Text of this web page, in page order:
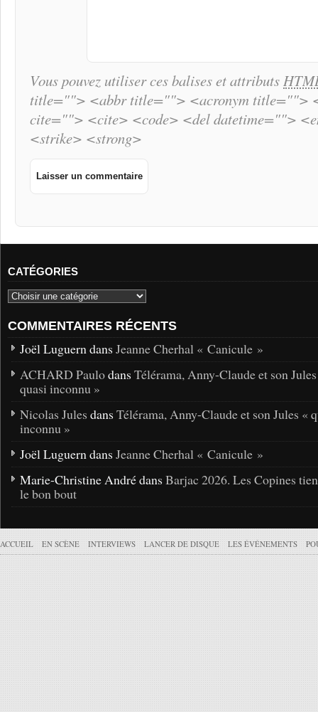
Vous pouvez utiliser ces balises et attributs
title=""> <abbr title=""> <acronym title="">
cite=""> <cite> <code> <del datetime="">
<strike> <strong>
CATÉGORIES
COMMENTAIRES RÉCENTS
Joël Luguern dans Jeanne Cherhal « Canicule »
ACHARD Paulodans Télérama, Anny-Claude et son
quasi inconnu »
Nicolas Jules dans Télérama, Anny-Claude et son Jules «
inconnu »
Joël Luguern dans Jeanne Cherhal « Canicule »
Marie-Christine André dans Barjac 2026. Les Copines
le bon bout
ACCUEIL EN SCÈNE INTERVIEWS LANCER DE DISQUE LES ÉVÉNEMENTS